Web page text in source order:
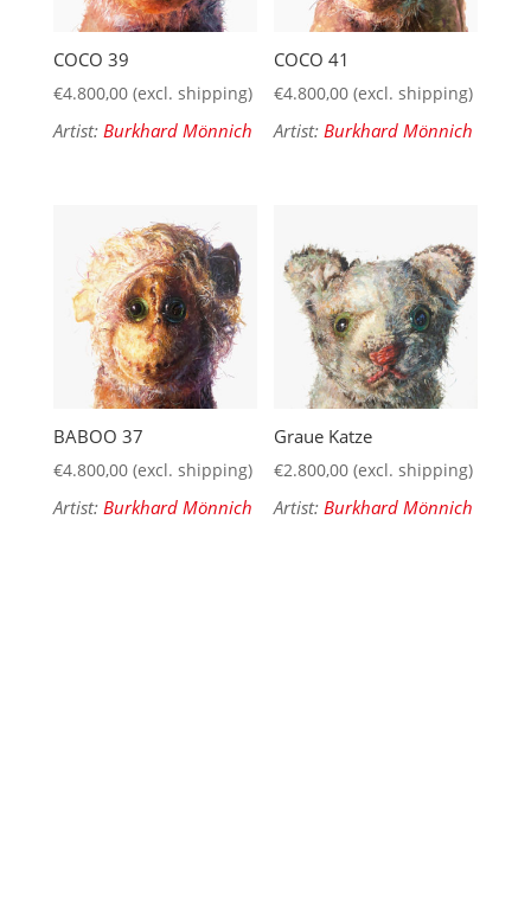
COCO 39
€4.800,00 (excl. shipping)
Artist: Burkhard Mönnich
COCO 41
€4.800,00 (excl. shipping)
Artist: Burkhard Mönnich
BABOO 37
€4.800,00 (excl. shipping)
Artist: Burkhard Mönnich
Graue Katze
€2.800,00 (excl. shipping)
Artist: Burkhard Mönnich